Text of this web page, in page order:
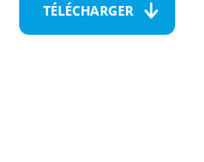
TÉLÉCHARGER